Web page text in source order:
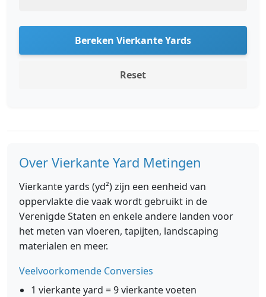
Bereken Vierkante Yards
Reset
Over Vierkante Yard Metingen
Vierkante yards (yd²) zijn een eenheid van
oppervlakte die vaak wordt gebruikt in de
Verenigde Staten en enkele andere landen voor
het meten van vloeren, tapijten, landscaping
materialen en meer.
Veelvoorkomende Conversies
1 vierkante yard = 9 vierkante voeten